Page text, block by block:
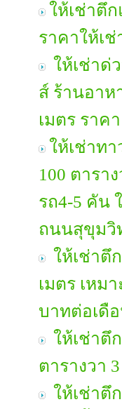
ให้เช่าตึ
ราคาให้เช่
ให้เช่าด่
ส์ ร้านอาห
เมตร ราค
ให้เช่าท
100 ตารา
รถ4-5 คัน
ถนนสุขุมวิ
ให้เช่าตึ
เมตร เหม
บาทต่อเดื
ให้เช่าตึ
ตารางวา
ให้เช่าตึ